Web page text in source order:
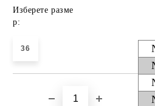
Изберете разме
р:
36